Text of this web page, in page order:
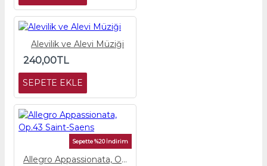
Alevilik ve Alevi Müziği
240,00TL
SEPETE EKLE
Sepette %20 İndirim
Allegro Appassionata, Op.43 Saint-Saens